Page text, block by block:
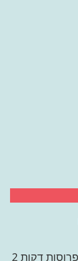
1 ק"ג בצל, פרוס לפרוסות דקות 2